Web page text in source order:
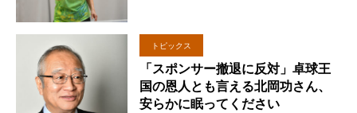
トピックス
「スポンサー撤退に反対」卓球王
国の恩人とも言える北岡功さん、
安らかに眠ってください